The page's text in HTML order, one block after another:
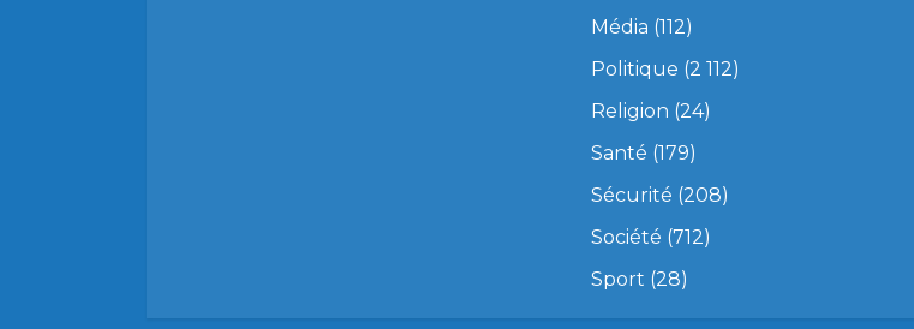
Média (112)
Politique (2 112)
Religion (24)
Santé (179)
Sécurité (208)
Société (712)
Sport (28)